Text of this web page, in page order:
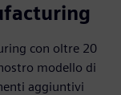
con oltre 20
modello di
aggiuntivi